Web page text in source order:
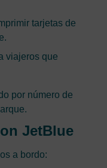
tarjetas de
viajeros que
por número de
JetBlue
a bordo: